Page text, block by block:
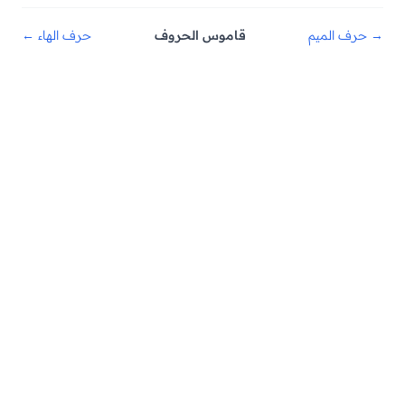
→ حرف الميم قاموس الحروف حرف الهاء ←